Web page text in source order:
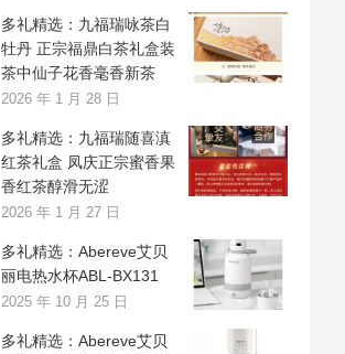
多礼精选：九福瑞咏茶白
牡丹 正宗福鼎白茶礼盒装
茶中仙子花香毫香新茶
2026 年 1 月 28 日
多礼精选：九福瑞随喜滇
红茶礼盒 凤庆正宗蜜香果
香红茶醇滑无涩
2026 年 1 月 27 日
多礼精选：Abereve艾贝
丽电热水杯ABL-BX131
2025 年 10 月 25 日
多礼精选：Abereve艾贝